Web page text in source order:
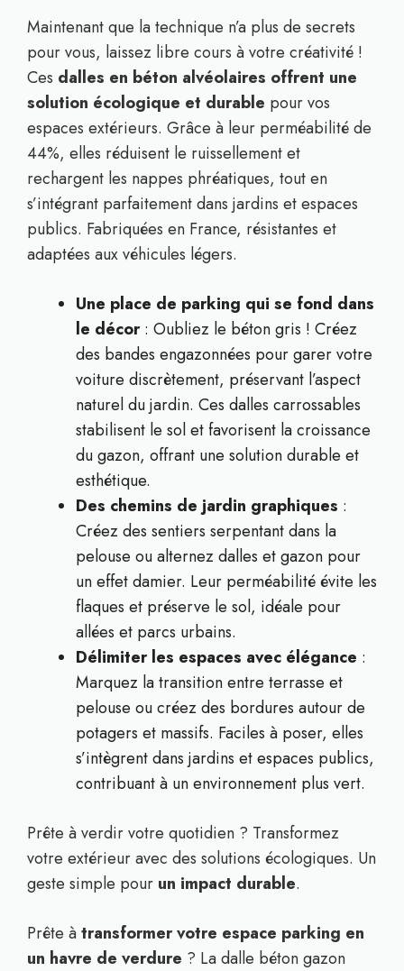
Maintenant que la technique n’a plus de secrets
pour vous, laissez libre cours à votre créativité !
Ces dalles en béton alvéolaires offrent une
solution écologique et durable pour vos
espaces extérieurs. Grâce à leur perméabilité de
44%, elles réduisent le ruissellement et
rechargent les nappes phréatiques, tout en
s’intégrant parfaitement dans jardins et espaces
publics. Fabriquées en France, résistantes et
adaptées aux véhicules légers.
Une place de parking qui se fond dans
le décor: Oubliez le béton gris ! Créez
des bandes engazonnées pour garer votre
voiture discrètement, préservant l’aspect
naturel du jardin. Ces dalles carrossables
stabilisent le sol et favorisent la croissance
du gazon, offrant une solution durable et
esthétique.
Des chemins de jardin graphiques :
Créez des sentiers serpentant dans la
pelouse ou alternez dalles et gazon pour
un effet damier. Leur perméabilité évite les
flaques et préserve le sol, idéale pour
allées et parcs urbains.
Délimiter les espaces avec élégance :
Marquez la transition entre terrasse et
pelouse ou créez des bordures autour de
potagers et massifs. Faciles à poser, elles
s’intègrent dans jardins et espaces publics,
contribuant à un environnement plus vert.
Prête à verdir votre quotidien ? Transformez
votre extérieur avec des solutions écologiques. Un
geste simple pour un impact durable.
Prête àtransformer votre espace parking en
un havre de verdure ? La dalle béton gazon